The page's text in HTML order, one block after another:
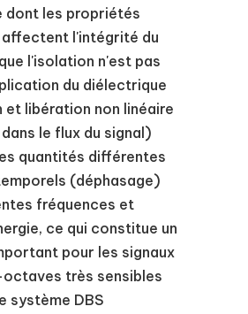
dont les propriétés
l'intégrité du
l'isolation n'est pas
du diélectrique
libération non linéaire
le flux du signal)
quantités différentes
(déphasage)
fréquences et
ce qui constitue un
pour les signaux
très sensibles
système DBS